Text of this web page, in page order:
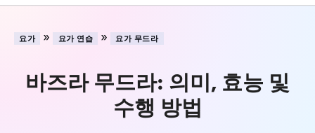
요가 » 요가 연습 » 요가 무드라
바즈라 무드라: 의미, 효능 및
수행 방법